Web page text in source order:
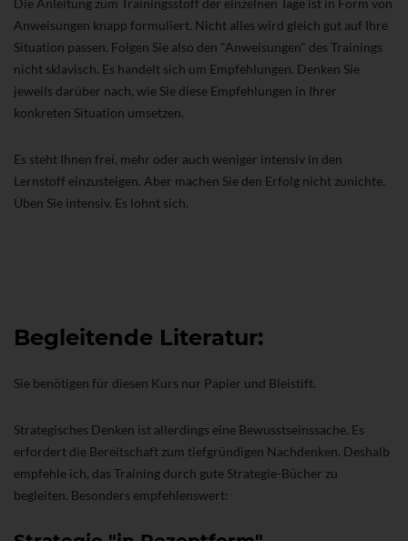
Die Anleitung zum Trainingsstoff der einzelnen Tage ist in Form von
Anweisungen knapp formuliert. Nicht alles wird gleich gut auf Ihre
Situation passen. Folgen Sie also den "Anweisungen" des Trainings
nicht sklavisch. Es handelt sich um Empfehlungen. Denken Sie
jeweils darüber nach, wie Sie diese Empfehlungen in Ihrer
konkreten Situation umsetzen.
Es steht Ihnen frei, mehr oder auch weniger intensiv in den
Lernstoff einzusteigen. Aber machen Sie den Erfolg nicht zunichte.
Üben Sie intensiv. Es lohnt sich.
Begleitende Literatur:
Sie benötigen für diesen Kurs nur Papier und Bleistift.
Strategisches Denken ist allerdings eine Bewusstseinssache. Es
erfordert die Bereitschaft zum tiefgründigen Nachdenken. Deshalb
empfehle ich, das Training durch gute Strategie-Bücher zu
begleiten. Besonders empfehlenswert: